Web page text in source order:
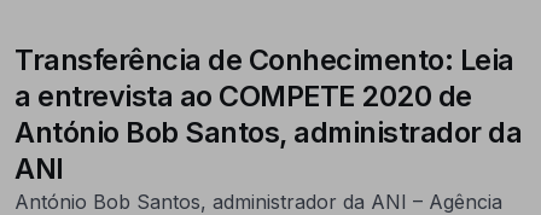
Transferência de Conhecimento: Leia
a entrevista ao COMPETE 2020 de
António Bob Santos, administrador da
ANI
António Bob Santos, administrador da ANI – Agência